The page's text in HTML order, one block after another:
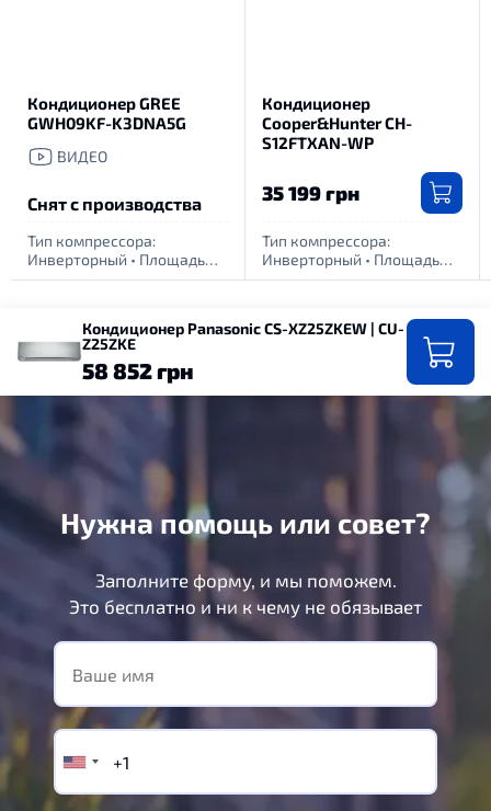
Кондиционер GREE
GWH09KF-K3DNA5G
ВИДЕО
Снят с производства
Тип компрессора:
Инверторный • Площадь
обогрева помещения, м.
Кондиционер
Cooper&Hunter CH-
S12FTXAN-WP
35 199 грн
Тип компрессора:
Инверторный • Площадь
обогрева помещения, м.
Кондиционер Panasonic CS-XZ25ZKEW | CU-
Z25ZKE
58 852 грн
Нужна помощь или совет?
Заполните форму, и мы поможем.
Это бесплатно и ни к чему не обязывает